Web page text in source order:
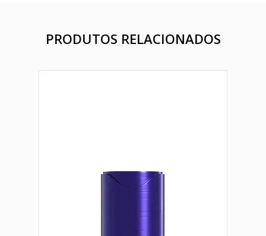
PRODUTOS RELACIONADOS